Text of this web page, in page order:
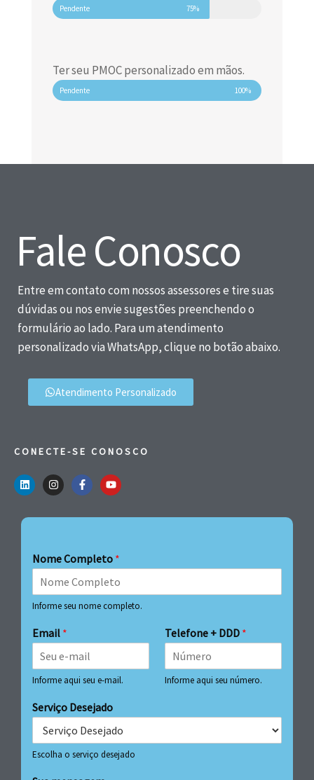
Pendente 75%
Ter seu PMOC personalizado em mãos.
Pendente 100%
Fale Conosco
Entre em contato com nossos assessores e tire suas
dúvidas ou nos envie sugestões preenchendo o
formulário ao lado. Para um atendimento
personalizado via WhatsApp, clique no botão abaixo.
Atendimento Personalizado
CONECTE-SE CONOSCO
Nome Completo *
Informe seu nome completo.
Email *
Informe aqui seu e-mail.
Telefone + DDD *
Informe aqui seu número.
Serviço Desejado
Escolha o serviço desejado